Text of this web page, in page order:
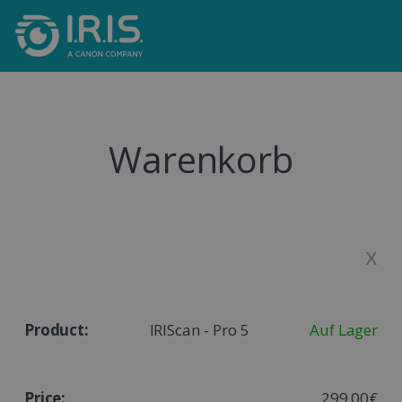
Warenkorb
x
IRIScan - Pro 5 Auf Lager